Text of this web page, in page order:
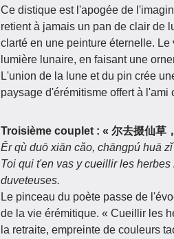
Ce distique est l'apogée de
retient à jamais un pan de clair de
clarté en une peinture éternelle.
lumière lunaire, en faisant une
L'union de la lune et du pin crée
paysage d'érémitisme offert à l'ami
Troisième couplet : « 尔去掇仙草
Ěr qù duō xiān cǎo, chāngpú huā zǐ
Toi qui t'en vas y cueillir les
duveteuses.
Le pinceau du poète passe de
de la vie érémitique. « Cueillir les
la retraite, empreinte de couleurs